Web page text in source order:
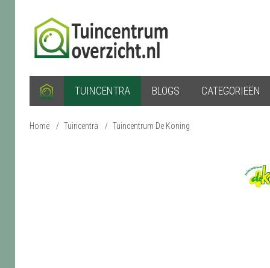
TUINCENTRA BLOGS CATEGORIEËN
Home / Tuincentra / Tuincentrum De Koning